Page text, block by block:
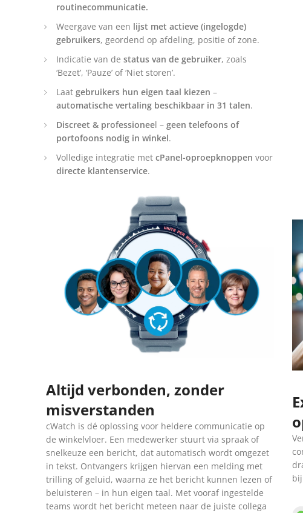
routinecommunicatie.
Weergave van een lijst met actieve (ingelogde)
gebruikers, geordend op afdeling, positie of zone.
Indicatie van de status van de gebruiker, zoals
‘Bezet’, ‘Pauze’ of ‘Niet storen’.
Laat gebruikers hun eigen taal kiezen –
automatische vertaling beschikbaar in 31 talen.
Discreet & professioneel – geen telefoons of
portofoons nodig in winkel.
Volledige integratie met cPanel-oproepknoppen voor
directe klantenservice.
Altijd verbonden, zonder
misverstanden
cWatch is dé oplossing voor heldere communicatie op
de winkelvloer. Een medewerker stuurt via spraak of
snelkeuze een bericht, dat automatisch wordt omgezet
in tekst. Ontvangers krijgen hiervan een melding met
trilling of geluid, waarna ze het bericht kunnen lezen of
beluisteren – in hun eigen taal. Met vooraf ingestelde
teams wordt het bericht meteen naar de juiste collega